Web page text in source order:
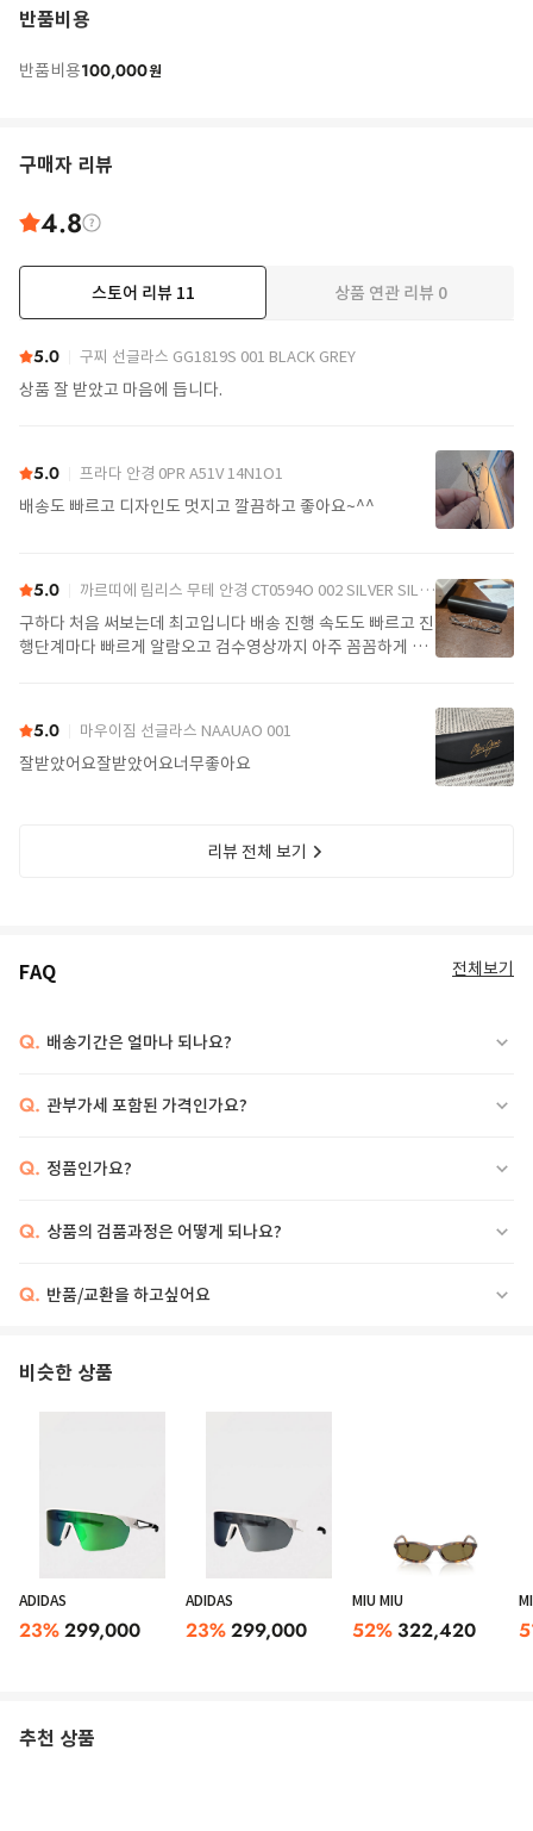
반품비용
반품비용100,000원
구매자 리뷰
4.8
스토어 리뷰 11 상품 연관 리뷰 0
5.0 구찌 선글라스 GG1819S 001 BLACK GREY
상품 잘 받았고 마음에 듭니다.
5.0 프라다 안경 0PR A51V 14N1O1
배송도 빠르고 디자인도 멋지고 깔끔하고 좋아요~^^
5.0 까르띠에 림리스 무테 안경 CT0594O 002 SILVER SILVER TRANSPARENT
구하다 처음 써보는데 최고입니다 배송 진행 속도도 빠르고 진
행단계마다 빠르게 알람오고 검수영상까지 아주 꼼꼼하게 찍
5.0 마우이짐 선글라스 NAAUAO 001
잘받았어요잘받았어요너무좋아요
리뷰 전체 보기
FAQ 전체보기
Q. 배송기간은 얼마나 되나요?
Q. 관부가세 포함된 가격인가요?
Q. 정품인가요?
Q. 상품의 검품과정은 어떻게 되나요?
Q. 반품/교환을 하고싶어요
비슷한 상품
ADIDAS
23%299,000
ADIDAS
23%299,000
MIU MIU
52% 322,420
추천 상품